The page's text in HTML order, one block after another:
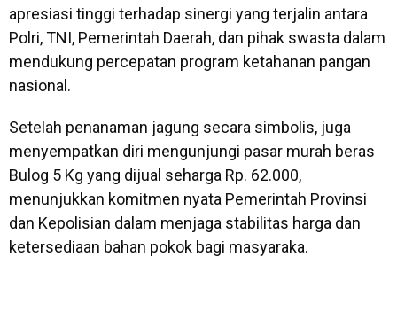
apresiasi tinggi terhadap sinergi yang terjalin antara
Polri, TNI, Pemerintah Daerah, dan pihak swasta dalam
mendukung percepatan program ketahanan pangan
nasional.
Setelah penanaman jagung secara simbolis, juga
menyempatkan diri mengunjungi pasar murah beras
Bulog 5 Kg yang dijual seharga Rp. 62.000,
menunjukkan komitmen nyata Pemerintah Provinsi
dan Kepolisian dalam menjaga stabilitas harga dan
ketersediaan bahan pokok bagi masyaraka.